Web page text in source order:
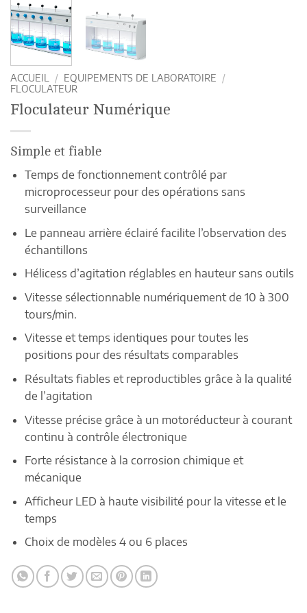
ACCUEIL / EQUIPEMENTS DE LABORATOIRE /
FLOCULATEUR
Floculateur Numérique
Simple et fiable
Temps de fonctionnement contrôlé par
microprocesseur pour des opérations sans
surveillance
Le panneau arrière éclairé facilite l’observation des
échantillons
Hélicess d’agitation réglables en hauteur sans outils
Vitesse sélectionnable numériquement de 10 à 300
tours/min.
Vitesse et temps identiques pour toutes les
positions pour des résultats comparables
Résultats fiables et reproductibles grâce à la qualité
de l’agitation
Vitesse précise grâce à un motoréducteur à courant
continu à contrôle électronique
Forte résistance à la corrosion chimique et
mécanique
Afficheur LED à haute visibilité pour la vitesse et le
temps
Choix de modèles 4 ou 6 places